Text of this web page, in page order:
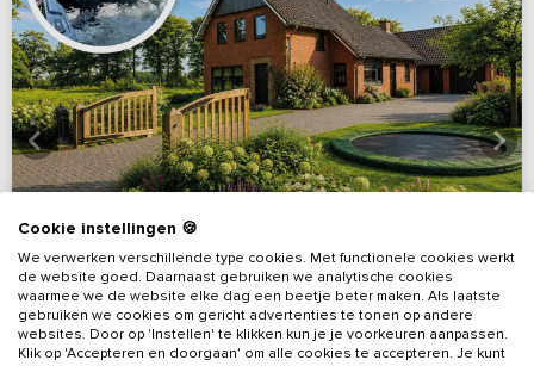
Cookie instellingen 🍪
We verwerken verschillende type cookies. Met functionele cookies werkt
de website goed. Daarnaast gebruiken we analytische cookies
waarmee we de website elke dag een beetje beter maken. Als laatste
gebruiken we cookies om gericht advertenties te tonen op andere
websites. Door op 'Instellen' te klikken kun je je voorkeuren aanpassen.
Klik op 'Accepteren en doorgaan' om alle cookies te accepteren. Je kunt